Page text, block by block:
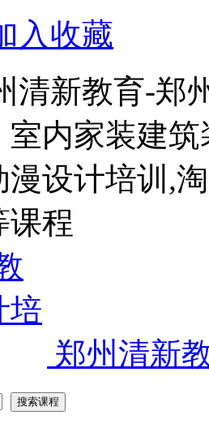
入收藏
清新教育-郑
室内家装建
漫设计培训,
课程
郑州清新